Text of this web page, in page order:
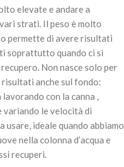
1.1gr – IT22-PM
elevate e andare a
strati. Il peso è molto
permette di avere risultati
soprattutto quando ci si
Non nasce solo per
anche sul fondo:
con la canna ,
variando le velocità di
usare, ideale quando abbiamo
nella colonna d’acqua e
recuperi.